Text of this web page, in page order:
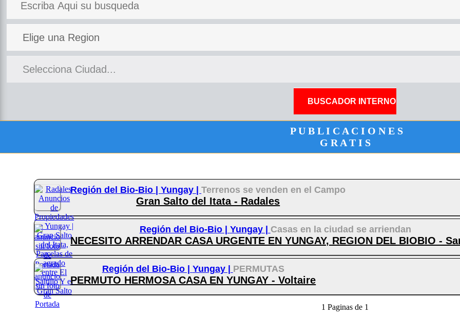
P U B L I C A C I O N E S
G R A T I S
Región del Bio-Bio |Yungay |Terrenos se venden en el Campo
Gran Salto del Itata - Radales
Región del Bio-Bio | Yungay | Casas en la ciudad se arriendan
NECESITO ARRENDAR CASA URGENTE EN YUNGAY, REGION DEL BIOBIO -
Región del Bio-Bio | Yungay | PERMUTAS
PERMUTO HERMOSA CASA EN YUNGAY - Voltaire
1 Paginas de 1